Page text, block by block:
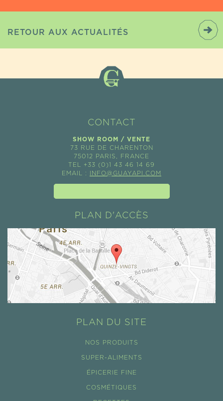
RETOUR AUX ACTUALITÉS
CONTACT
SHOW ROOM / VENTE
73 RUE DE CHARENTON
75012 PARIS, FRANCE
TEL +33 (0)1 43 46 14 69
EMAIL :
INFO@GUAYAPI.COM
PLAN D'ACCÈS
PLAN DU SITE
NOS PRODUITS
SUPER-ALIMENTS
ÉPICERIE FINE
COSMÉTIQUES